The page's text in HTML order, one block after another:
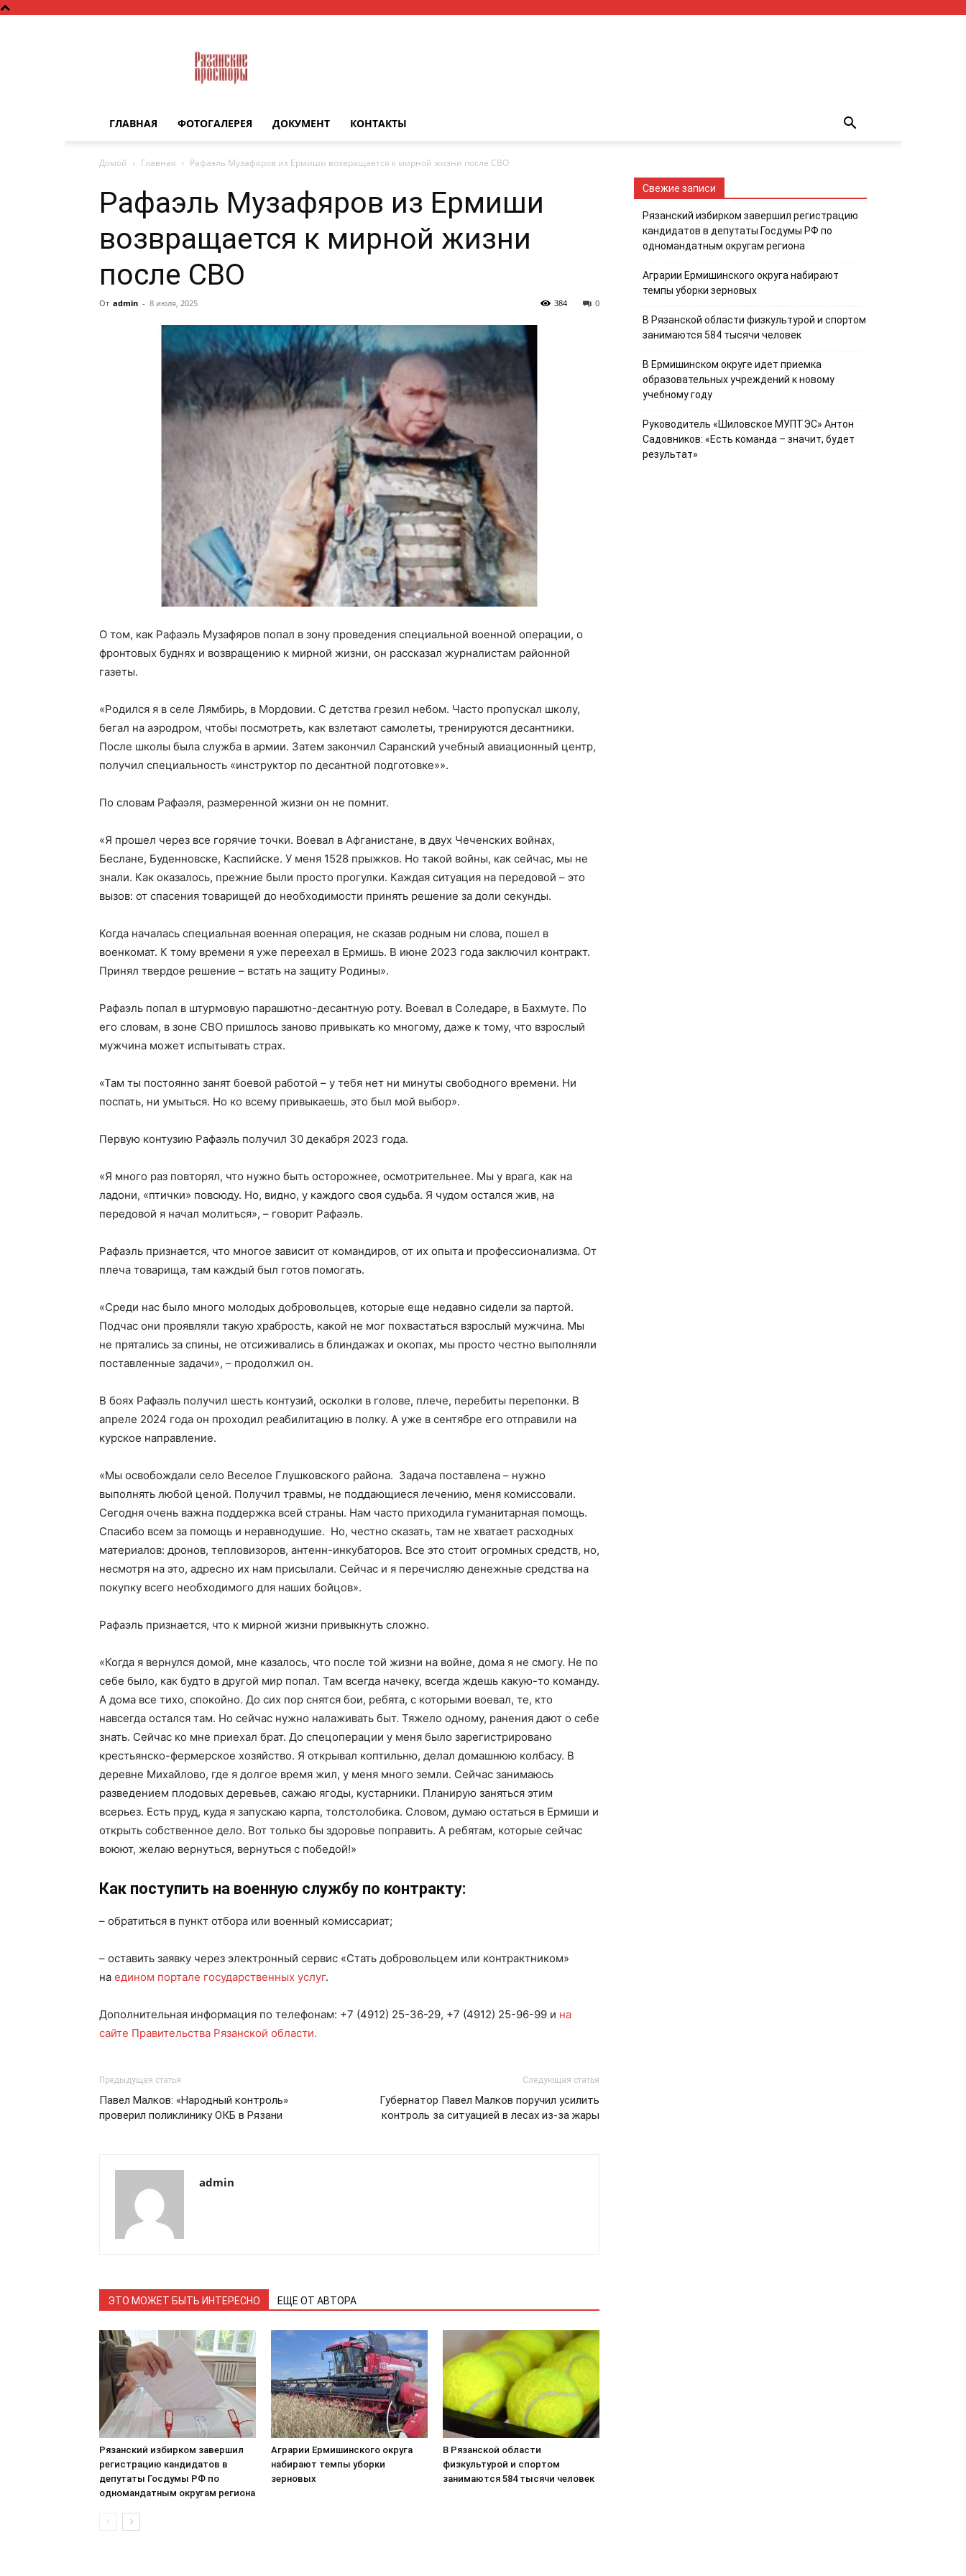
просторы
ГЛАВНАЯ ФОТОГАЛЕРЕЯ ДОКУМЕНТ КОНТАКТЫ
Домой Главная Рафаэль Музафяров из Ермиши возвращается к мирной жизни после СВО
Рафаэль Музафяров из Ермиши
возвращается к мирной жизни
после СВО
От admin - 8 июля, 2025 0
384
О том, как Рафаэль Музафяров попал в зону проведения специальной военной операции, о
фронтовых буднях и возвращению к мирной жизни, он рассказал журналистам районной
газеты.
«Родился я в селе Лямбирь, в Мордовии. С детства грезил небом. Часто пропускал школу,
бегал на аэродром, чтобы посмотреть, как взлетают самолеты, тренируются десантники.
После школы была служба в армии. Затем закончил Саранский учебный авиационный центр,
получил специальность «инструктор по десантной подготовке»».
По словам Рафаэля, размеренной жизни он не помнит.
«Я прошел через все горячие точки. Воевал в Афганистане, в двух Чеченских войнах,
Беслане, Буденновске, Каспийске. У меня 1528 прыжков. Но такой войны, как сейчас, мы не
знали. Как оказалось, прежние были просто прогулки. Каждая ситуация на передовой – это
вызов: от спасения товарищей до необходимости принять решение за доли секунды.
Когда началась специальная военная операция, не сказав родным ни слова, пошел в
военкомат. К тому времени я уже переехал в Ермишь. В июне 2023 года заключил контракт.
Принял твердое решение – встать на защиту Родины».
Рафаэль попал в штурмовую парашютно-десантную роту. Воевал в Соледаре, в Бахмуте. По
его словам, в зоне СВО пришлось заново привыкать ко многому, даже к тому, что взрослый
мужчина может испытывать страх.
«Там ты постоянно занят боевой работой – у тебя нет ни минуты свободного времени. Ни
поспать, ни умыться. Но ко всему привыкаешь, это был мой выбор».
Первую контузию Рафаэль получил 30 декабря 2023 года.
«Я много раз повторял, что нужно быть осторожнее, осмотрительнее. Мы у врага, как на
ладони, «птички» повсюду. Но, видно, у каждого своя судьба. Я чудом остался жив, на
передовой я начал молиться», – говорит Рафаэль.
Рафаэль признается, что многое зависит от командиров, от их опыта и профессионализма. От
плеча товарища, там каждый был готов помогать.
«Среди нас было много молодых добровольцев, которые еще недавно сидели за партой.
Подчас они проявляли такую храбрость, какой не мог похвастаться взрослый мужчина. Мы
не прятались за спины, не отсиживались в блиндажах и окопах, мы просто честно выполняли
поставленные задачи», – продолжил он.
В боях Рафаэль получил шесть контузий, осколки в голове, плече, перебиты перепонки. В
апреле 2024 года он проходил реабилитацию в полку. А уже в сентябре его отправили на
курское направление.
«Мы освобождали село Веселое Глушковского района. Задача поставлена – нужно
выполнять любой ценой. Получил травмы, не поддающиеся лечению, меня комиссовали.
Сегодня очень важна поддержка всей страны. Нам часто приходила гуманитарная помощь.
Спасибо всем за помощь и неравнодушие. Но, честно сказать, там не хватает расходных
материалов: дронов, тепловизоров, антенн-инкубаторов. Все это стоит огромных средств, но,
несмотря на это, адресно их нам присылали. Сейчас и я перечисляю денежные средства на
покупку всего необходимого для наших бойцов».
Рафаэль признается, что к мирной жизни привыкнуть сложно.
«Когда я вернулся домой, мне казалось, что после той жизни на войне, дома я не смогу. Не по
себе было, как будто в другой мир попал. Там всегда начеку, всегда ждешь какую-то команду.
А дома все тихо, спокойно. До сих пор снятся бои, ребята, с которыми воевал, те, кто
навсегда остался там. Но сейчас нужно налаживать быт. Тяжело одному, ранения дают о себе
знать. Сейчас ко мне приехал брат. До спецоперации у меня было зарегистрировано
крестьянско-фермерское хозяйство. Я открывал коптильню, делал домашнюю колбасу. В
деревне Михайлово, где я долгое время жил, у меня много земли. Сейчас занимаюсь
разведением плодовых деревьев, сажаю ягоды, кустарники. Планирую заняться этим
всерьез. Есть пруд, куда я запускаю карпа, толстолобика. Словом, думаю остаться в Ермиши и
открыть собственное дело. Вот только бы здоровье поправить. А ребятам, которые сейчас
воюют, желаю вернуться, вернуться с победой!»
Как поступить на военную службу по контракту:
– обратиться в пункт отбора или военный комиссариат;
– оставить заявку через электронный сервис «Стать добровольцем или контрактником»
на едином портале государственных услуг.
Дополнительная информация по телефонам: +7 (4912) 25-36-29, +7 (4912) 25-96-99 и на
сайте Правительства Рязанской области.
Предыдущая статья
Павел Малков: «Народный контроль»
проверил поликлинику ОКБ в Рязани
Следующая статья
Губернатор Павел Малков поручил усилить
контроль за ситуацией в лесах из-за жары
admin
ЭТО МОЖЕТ БЫТЬ ИНТЕРЕСНО ЕЩЕ ОТ АВТОРА
Рязанский избирком завершил
регистрацию кандидатов в
депутаты Госдумы РФ по
одномандатным округам региона
Аграрии Ермишинского округа
набирают темпы уборки
зерновых
В Рязанской области
физкультурой и спортом
занимаются 584 тысячи человек
Свежие записи
Рязанский избирком завершил регистрацию
кандидатов в депутаты Госдумы РФ по
одномандатным округам региона
Аграрии Ермишинского округа набирают
темпы уборки зерновых
В Рязанской области физкультурой и спортом
занимаются 584 тысячи человек
В Ермишинском округе идет приемка
образовательных учреждений к новому
учебному году
Руководитель «Шиловское МУПТЭС» Антон
Садовников: «Есть команда – значит, будет
результат»